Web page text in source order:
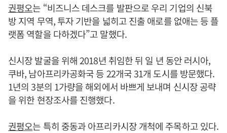
권평오는 “비즈니스 데스크를 발판으로 우리 기업의 신북
방 지역 무역, 투자 기반을 넓히고 진출 애로를 없애는 등 플
랫폼 역할을 다하겠다”고 말했다.
신시장 발굴을 위해 2018년 취임한 뒤 일 년 동안 러시아,
쿠바, 남아프리카공화국 등 22개국 31개 도시를 방문했다.
1년의 3분의 1가량을 해외에서 바쁘게 보내며 신시장 공략
을 위한 현장조사를 진행했다.
권평오는 특히 중동과 아프리카시장 개척에 주목하고 있다.